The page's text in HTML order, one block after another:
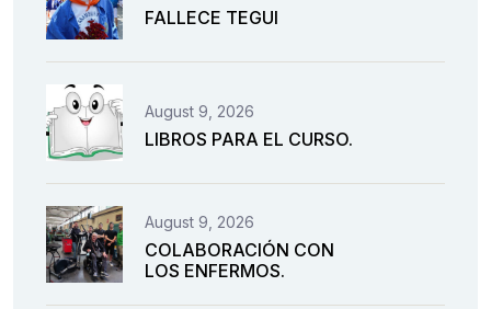
FALLECE TEGUI
August 9, 2026
LIBROS PARA EL CURSO.
August 9, 2026
COLABORACIÓN CON
LOS ENFERMOS.